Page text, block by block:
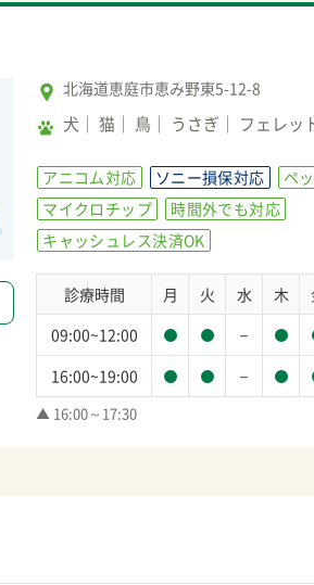
北海道恵庭市恵み野東5-12-8
犬 猫 鳥 うさぎ フェレッ
アニコム対応 ソニー損保対応
ペ
マイクロチップ
時間外でも対応
キャッシュレス決済OK
診療時間 月 火 水 木
09:00~12:00
－
16:00~19:00 －
▲ 16:00～17:30